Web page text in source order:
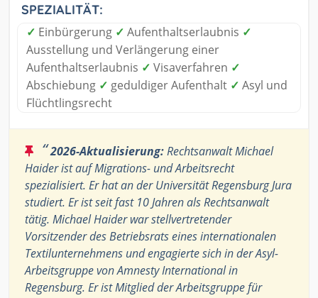
SPEZIALITÄT:
✓ Einbürgerung ✓ Aufenthaltserlaubnis ✓
Ausstellung und Verlängerung einer
Aufenthaltserlaubnis ✓ Visaverfahren ✓
Abschiebung ✓ geduldiger Aufenthalt ✓ Asyl und
Flüchtlingsrecht
“2026-Aktualisierung:Rechtsanwalt Michael
Haider ist auf Migrations- und Arbeitsrecht
spezialisiert. Er hat an der Universität Regensburg Jura
studiert. Er ist seit fast 10 Jahren als Rechtsanwalt
tätig. Michael Haider war stellvertretender
Vorsitzender des Betriebsrats eines internationalen
Textilunternehmens und engagierte sich in der Asyl-
Arbeitsgruppe von Amnesty International in
Regensburg. Er ist Mitglied der Arbeitsgruppe für